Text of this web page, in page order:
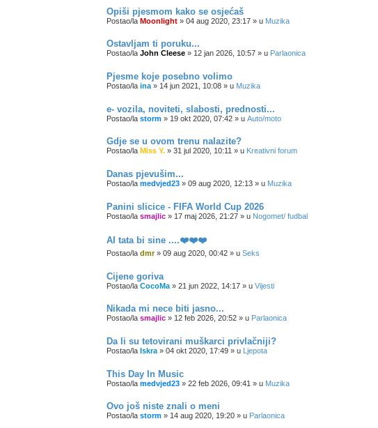
Opiši pjesmom kako se osjećaš
Postao/la Moonlight » 04 aug 2020, 23:17 » u Muzika
Ostavljam ti poruku...
Postao/la John Cleese » 12 jan 2026, 10:57 » u Parlaonica
Pjesme koje posebno volimo
Postao/la ina » 14 jun 2021, 10:08 » u Muzika
e- vozila, noviteti, slabosti, prednosti...
Postao/la storm » 19 okt 2020, 07:42 » u Auto/moto
Gdje se u ovom trenu nalazite?
Postao/la Miss Y. » 31 jul 2020, 10:11 » u Kreativni forum
Danas pjevušim...
Postao/la medvjed23 » 09 aug 2020, 12:13 » u Muzika
Panini slicice - FIFA World Cup 2026
Postao/la smajlic » 17 maj 2026, 21:27 » u Nogomet/ fudbal
AI tata bi sine ....❤️❤️❤️
Postao/la dmr» 09 aug 2020, 00:42 » u Seks
Cijene goriva
Postao/la CocoMa » 21 jun 2022, 14:17 » u Vijesti
Nikada mi nece biti jasno...
Postao/la smajlic » 12 feb 2026, 20:52 » u Parlaonica
Da li su tetovirani muškarci privlačniji?
Postao/la Iskra » 04 okt 2020, 17:49 » u Ljepota
This Day In Music
Postao/la medvjed23 » 22 feb 2026, 09:41 » u Muzika
Ovo još niste znali o meni
Postao/la storm » 14 aug 2020, 19:20 » u Parlaonica